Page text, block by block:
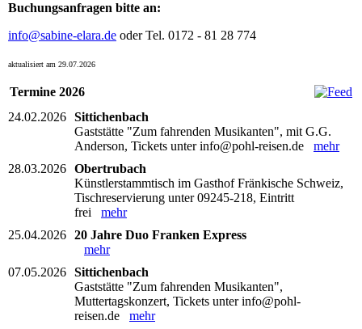
Buchungsanfragen bitte an:
info@sabine-elara.de oder Tel. 0172 - 81 28 774
aktualisiert am 29.07.2026
Termine 2026
24.02.2026 Sittichenbach
Gaststätte "Zum fahrenden Musikanten", mit G.G.
Anderson, Tickets unter info@pohl-reisen.de mehr
28.03.2026 Obertrubach
Künstlerstammtisch im Gasthof Fränkische Schweiz,
Tischreservierung unter 09245-218, Eintritt
frei mehr
25.04.2026 20 Jahre Duo Franken Express
mehr
07.05.2026 Sittichenbach
Gaststätte "Zum fahrenden Musikanten",
Muttertagskonzert, Tickets unter info@pohl-
reisen.de mehr